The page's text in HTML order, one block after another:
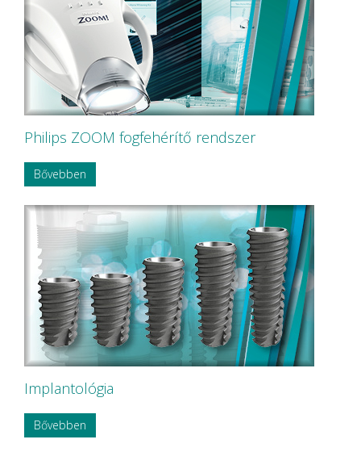
Philips ZOOM fogfehérítő rendszer
Bővebben
Implantológia
Bővebben